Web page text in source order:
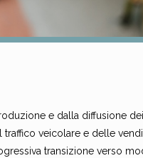
e dalla diffusione dei
veicolare e delle
transizione verso